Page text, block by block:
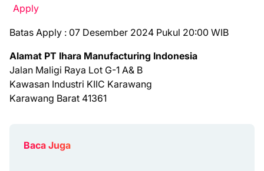
Apply
Batas Apply : 07 Desember 2024 Pukul 20:00 WIB
Alamat PT Ihara Manufacturing Indonesia
Jalan Maligi Raya Lot G-1 A& B
Kawasan Industri KIIC Karawang
Karawang Barat 41361
Baca Juga